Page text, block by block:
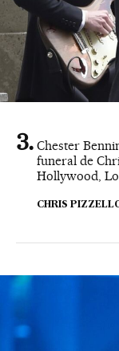
Chester
funeral de
Hollywood,
CHRIS